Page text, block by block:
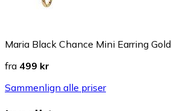
Maria Black Chance Mini Earring Gold
fra 499 kr
Sammenlign alle priser